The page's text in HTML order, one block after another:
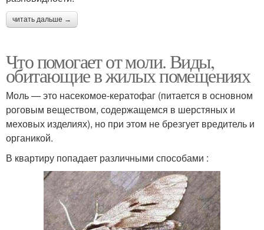
читать дальше →
Что помогает от моли. Виды,
обитающие в жилых помещениях
Моль — это насекомое-кератофаг (питается в основном
роговым веществом, содержащемся в шерстяных и
меховых изделиях), но при этом не брезгует вредитель и
органикой.
В квартиру попадает различными способами :